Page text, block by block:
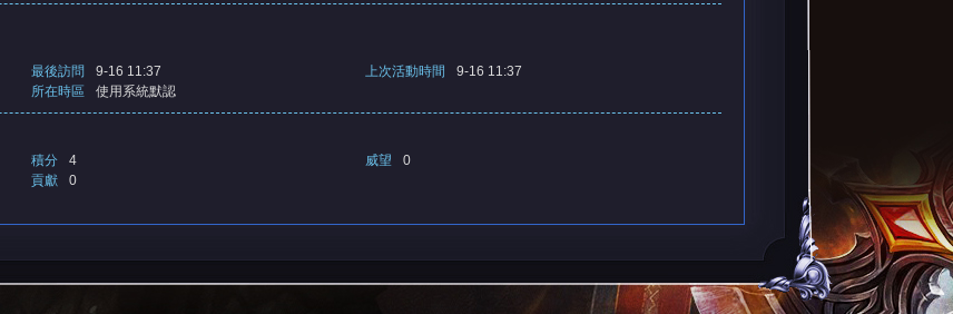
最後訪問 9-16 11:37 上次活動時間
9-16 11:37
所在時區 使用系統默認
積分 4 威望
0
貢獻 0